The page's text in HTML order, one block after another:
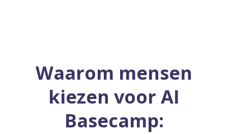
Waarom mensen
kiezen voor AI
Basecamp: